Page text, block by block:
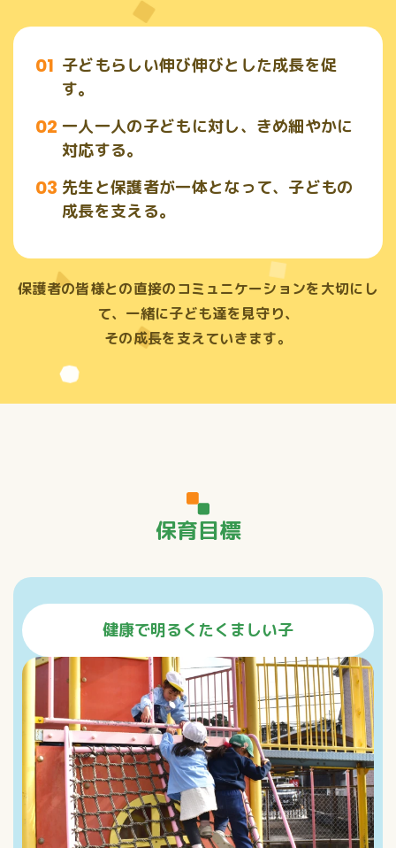
子どもらしい伸び伸びとした成長を促
す。
一人一人の子どもに対し、きめ細やかに
対応する。
先生と保護者が一体となって、子どもの
成長を支える。
保護者の皆様との直接のコミュニケーションを大切にし
て、 一緒に子ども達を見守り、
その成長を支えていきます。
保育目標
健康で明るくたくましい子